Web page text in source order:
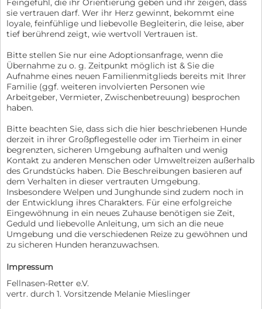
Feingefühl, die ihr Orientierung geben und ihr zeigen, dass
sie vertrauen darf. Wer ihr Herz gewinnt, bekommt eine
loyale, feinfühlige und liebevolle Begleiterin, die leise, aber
tief berührend zeigt, wie wertvoll Vertrauen ist.
Bitte stellen Sie nur eine Adoptionsanfrage, wenn die
Übernahme zu o. g. Zeitpunkt möglich ist & Sie die
Aufnahme eines neuen Familienmitglieds bereits mit Ihrer
Familie (ggf. weiteren involvierten Personen wie
Arbeitgeber, Vermieter, Zwischenbetreuung) besprochen
haben.
Bitte beachten Sie, dass sich die hier beschriebenen Hunde
derzeit in ihrer Großpflegestelle oder im Tierheim in einer
begrenzten, sicheren Umgebung aufhalten und wenig
Kontakt zu anderen Menschen oder Umweltreizen außerhalb
des Grundstücks haben. Die Beschreibungen basieren auf
dem Verhalten in dieser vertrauten Umgebung.
Insbesondere Welpen und Junghunde sind zudem noch in
der Entwicklung ihres Charakters. Für eine erfolgreiche
Eingewöhnung in ein neues Zuhause benötigen sie Zeit,
Geduld und liebevolle Anleitung, um sich an die neue
Umgebung und die verschiedenen Reize zu gewöhnen und
zu sicheren Hunden heranzuwachsen.
Impressum
Fellnasen-Retter e.V.
vertr. durch 1. Vorsitzende Melanie Mieslinger